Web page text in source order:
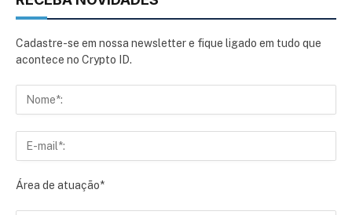
Cadastre-se em nossa newsletter e fique ligado em tudo que
acontece no Crypto ID.
Área de atuação*